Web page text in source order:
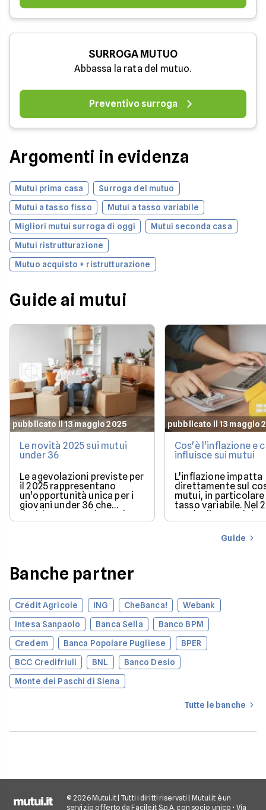
SURROGA MUTUO
Abbassa la rata del mutuo.
Preventivo surroga
Argomenti in evidenza
Mutui prima casa
Surroga del mutuo
Mutui a tasso fisso
Mutui a tasso variabile
Migliori mutui surroga di oggi
Mutui seconda casa
Mutui ristrutturazione
Mutuo acquisto + ristrutturazione
Guide ai mutui
pubblicato il 13 maggio 2025
Le novità 2025 sui mutui
under 36
Le agevolazioni previste per
il 2025 rappresentano
un'opportunità unica per i
giovani under 36 che
desiderano acquistare la
loro prima casa.
pubblicato il 13 maggio
Cos'è l'inflazione e
influisce sui mutui
L’inflazione impatta
direttamente sul
mutui, in particolare
tasso variabile. Nel
con la discesa dei
il mercato offre
più favorevoli per
finanziareGuide
Banche partner
Crédit Agricole ING CheBanca!
Webank
Intesa Sanpaolo
Banca Sella
Banco BPM
Credem
Banca Popolare Pugliese
BPER
BCC Credifriuli
BNL
Banco Desio
Monte dei Paschi di Siena
Tutte le banche
© 2026 Mutui.it | Tutti i diritti riservati | Mutui.it è un
servizio offerto da Facile.it S.p.A. con socio unico • Via